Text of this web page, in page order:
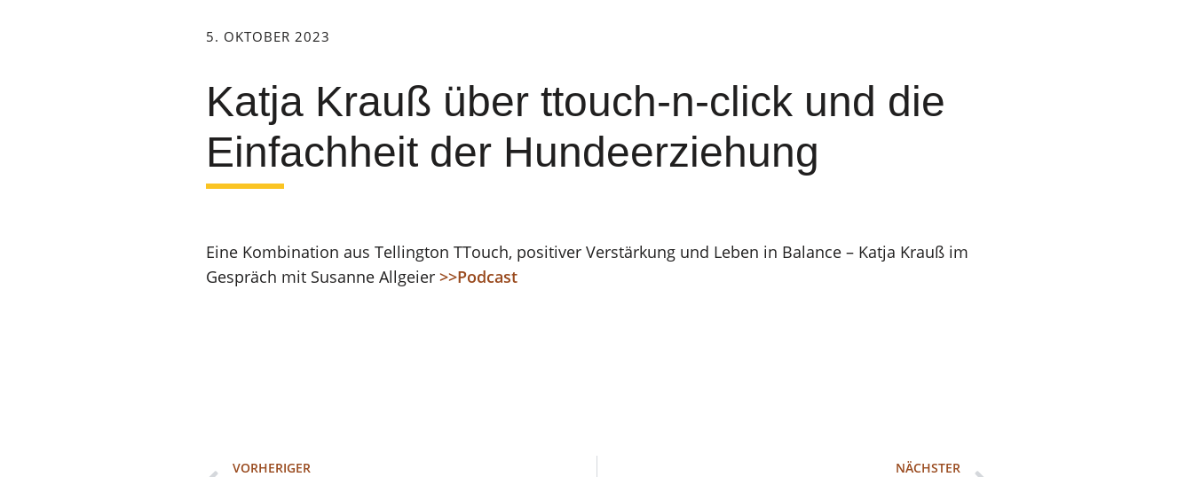
5. OKTOBER 2023
Katja Krauß über ttouch-n-click und die
Einfachheit der Hundeerziehung
Eine Kombination aus Tellington TTouch, positiver Verstärkung und Leben in Balance – Katja Krauß im
Gespräch mit Susanne Allgeier >>Podcast
VORHERIGER NÄCHSTER